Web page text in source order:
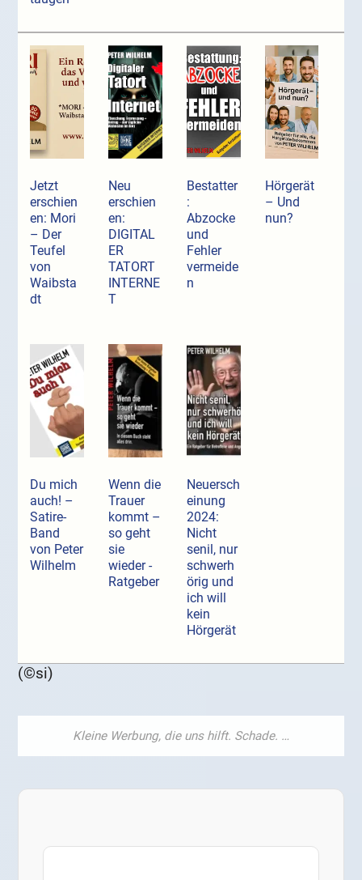
Jetzt
erschien
en: Mori
– Der
Teufel
von
Waibsta
dt
Neu
erschien
en:
DIGITAL
ER
TATORT
INTERNE
T
Bestatter
:
Abzocke
und
Fehler
vermeide
n
Hörgerät
– Und
nun?
Du mich
auch! –
Satire-
Band
von Peter
Wilhelm
Wenn die
Trauer
kommt –
so geht
sie
wieder -
Ratgeber
Neuersch
einung
2024:
Nicht
senil, nur
schwerh
örig und
ich will
kein
Hörgerät
(©si)